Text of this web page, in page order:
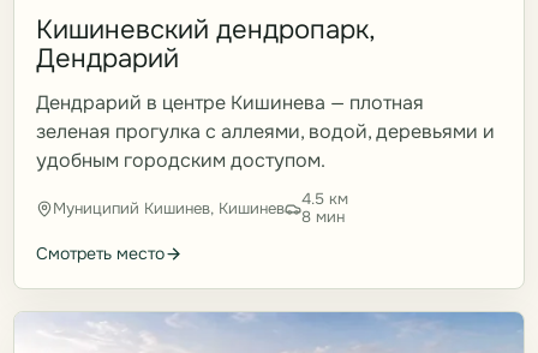
Кишиневский дендропарк,
Дендрарий
Дендрарий в центре Кишинева — плотная
зеленая прогулка с аллеями, водой, деревьями и
удобным городским доступом.
Муниципий Кишинев, Кишинев
4.5 км
8 мин
Смотреть место